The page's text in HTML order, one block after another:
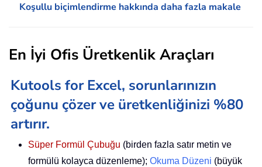
Koşullu biçimlendirme hakkında daha fazla makale
En İyi Ofis Üretkenlik Araçları
Kutools for Excel, sorunlarınızın
çoğunu çözer ve üretkenliğinizi %80
artırır.
Süper Formül Çubuğu (birden fazla satır metin ve
formülü kolayca düzenleme); Okuma Düzeni (büyük